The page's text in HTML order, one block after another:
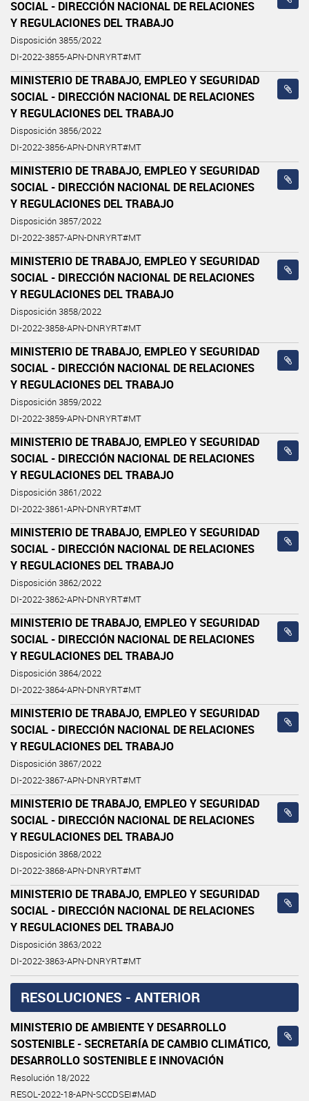
SOCIAL - DIRECCIÓN NACIONAL DE RELACIONES
Y REGULACIONES DEL TRABAJO
Disposición 3855/2022
DI-2022-3855-APN-DNRYRT#MT
MINISTERIO DE TRABAJO, EMPLEO Y SEGURIDAD
SOCIAL - DIRECCIÓN NACIONAL DE RELACIONES
Y REGULACIONES DEL TRABAJO
Disposición 3856/2022
DI-2022-3856-APN-DNRYRT#MT
MINISTERIO DE TRABAJO, EMPLEO Y SEGURIDAD
SOCIAL - DIRECCIÓN NACIONAL DE RELACIONES
Y REGULACIONES DEL TRABAJO
Disposición 3857/2022
DI-2022-3857-APN-DNRYRT#MT
MINISTERIO DE TRABAJO, EMPLEO Y SEGURIDAD
SOCIAL - DIRECCIÓN NACIONAL DE RELACIONES
Y REGULACIONES DEL TRABAJO
Disposición 3858/2022
DI-2022-3858-APN-DNRYRT#MT
MINISTERIO DE TRABAJO, EMPLEO Y SEGURIDAD
SOCIAL - DIRECCIÓN NACIONAL DE RELACIONES
Y REGULACIONES DEL TRABAJO
Disposición 3859/2022
DI-2022-3859-APN-DNRYRT#MT
MINISTERIO DE TRABAJO, EMPLEO Y SEGURIDAD
SOCIAL - DIRECCIÓN NACIONAL DE RELACIONES
Y REGULACIONES DEL TRABAJO
Disposición 3861/2022
DI-2022-3861-APN-DNRYRT#MT
MINISTERIO DE TRABAJO, EMPLEO Y SEGURIDAD
SOCIAL - DIRECCIÓN NACIONAL DE RELACIONES
Y REGULACIONES DEL TRABAJO
Disposición 3862/2022
DI-2022-3862-APN-DNRYRT#MT
MINISTERIO DE TRABAJO, EMPLEO Y SEGURIDAD
SOCIAL - DIRECCIÓN NACIONAL DE RELACIONES
Y REGULACIONES DEL TRABAJO
Disposición 3864/2022
DI-2022-3864-APN-DNRYRT#MT
MINISTERIO DE TRABAJO, EMPLEO Y SEGURIDAD
SOCIAL - DIRECCIÓN NACIONAL DE RELACIONES
Y REGULACIONES DEL TRABAJO
Disposición 3867/2022
DI-2022-3867-APN-DNRYRT#MT
MINISTERIO DE TRABAJO, EMPLEO Y SEGURIDAD
SOCIAL - DIRECCIÓN NACIONAL DE RELACIONES
Y REGULACIONES DEL TRABAJO
Disposición 3868/2022
DI-2022-3868-APN-DNRYRT#MT
MINISTERIO DE TRABAJO, EMPLEO Y SEGURIDAD
SOCIAL - DIRECCIÓN NACIONAL DE RELACIONES
Y REGULACIONES DEL TRABAJO
Disposición 3863/2022
DI-2022-3863-APN-DNRYRT#MT
RESOLUCIONES - ANTERIOR
MINISTERIO DE AMBIENTE Y DESARROLLO
SOSTENIBLE - SECRETARÍA DE CAMBIO CLIMÁTICO,
DESARROLLO SOSTENIBLE E INNOVACIÓN
Resolución 18/2022
RESOL-2022-18-APN-SCCDSEI#MAD